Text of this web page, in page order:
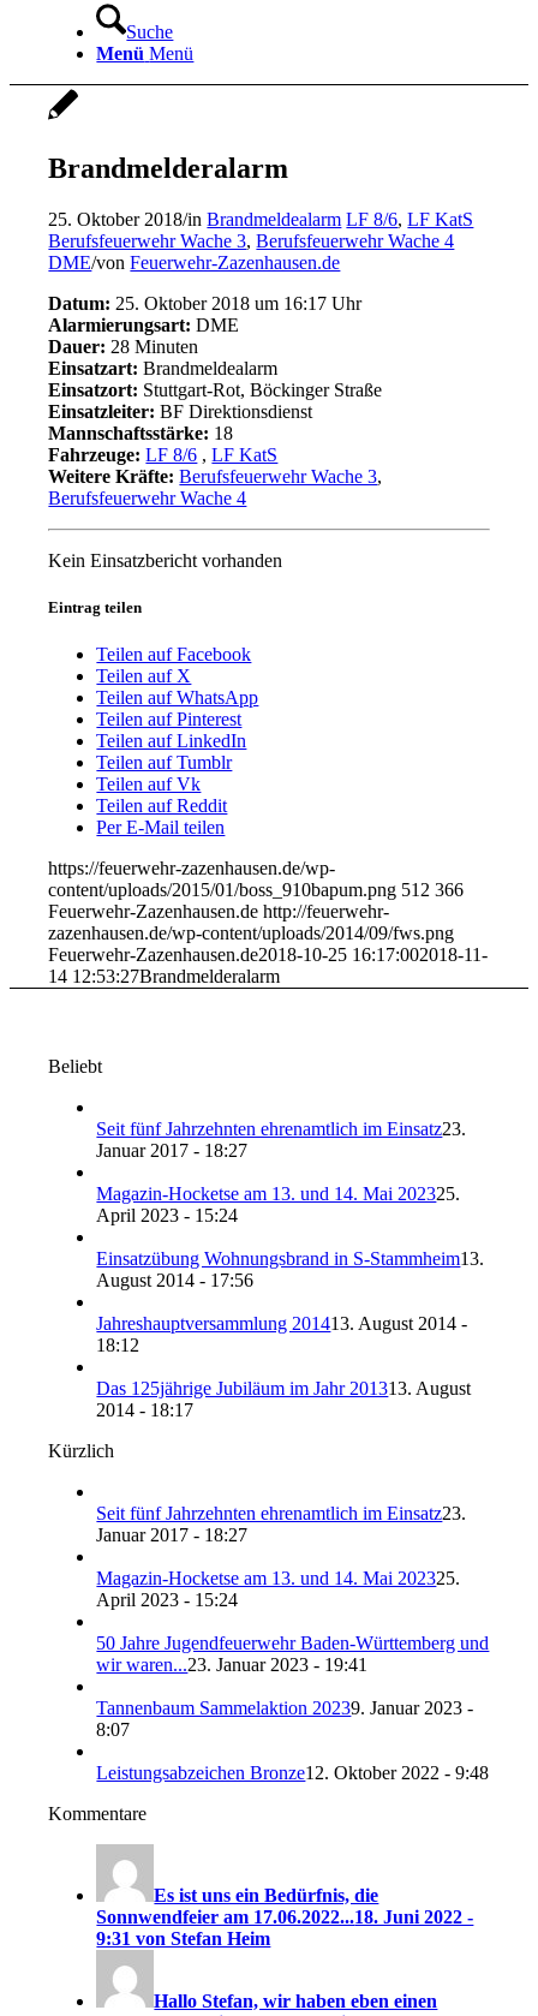
Suche
Menü Menü
Brandmelderalarm
25. Oktober 2018/inBrandmeldealarm LF 8/6,LF KatS
Berufsfeuerwehr Wache 3,Berufsfeuerwehr Wache 4
DME/vonFeuerwehr-Zazenhausen.de
Datum: 25. Oktober 2018 um 16:17 Uhr
Alarmierungsart: DME
Dauer: 28 Minuten
Einsatzart: Brandmeldealarm
Einsatzort: Stuttgart-Rot, Böckinger Straße
Einsatzleiter: BF Direktionsdienst
Mannschaftsstärke: 18
Fahrzeuge: LF 8/6 ,LF KatS
Weitere Kräfte: Berufsfeuerwehr Wache 3,
Berufsfeuerwehr Wache 4
Kein Einsatzbericht vorhanden
Eintrag teilen
Teilen auf Facebook
Teilen auf X
Teilen auf WhatsApp
Teilen auf Pinterest
Teilen auf LinkedIn
Teilen auf Tumblr
Teilen auf Vk
Teilen auf Reddit
Per E-Mail teilen
https://feuerwehr-zazenhausen.de/wp-
content/uploads/2015/01/boss_910bapum.png 512 366
Feuerwehr-Zazenhausen.de http://feuerwehr-
zazenhausen.de/wp-content/uploads/2014/09/fws.png
Feuerwehr-Zazenhausen.de2018-10-25 16:17:002018-11-
14 12:53:27Brandmelderalarm
Beliebt
Seit fünf Jahrzehnten ehrenamtlich im Einsatz23.
Januar 2017 - 18:27
Magazin-Hocketse am 13. und 14. Mai 202325.
April 2023 - 15:24
Einsatzübung Wohnungsbrand in S-Stammheim13.
August 2014 - 17:56
Jahreshauptversammlung 201413. August 2014 -
18:12
Das 125jährige Jubiläum im Jahr 201313. August
2014 - 18:17
Kürzlich
Seit fünf Jahrzehnten ehrenamtlich im Einsatz23.
Januar 2017 - 18:27
Magazin-Hocketse am 13. und 14. Mai 202325.
April 2023 - 15:24
50 Jahre Jugendfeuerwehr Baden-Württemberg und
wir waren...23. Januar 2023 - 19:41
Tannenbaum Sammelaktion 20239. Januar 2023 -
8:07
Leistungsabzeichen Bronze12. Oktober 2022 - 9:48
Kommentare
Es ist uns ein Bedürfnis, die
Sonnwendfeier am 17.06.2022...18. Juni 2022 -
9:31 von Stefan Heim
Hallo Stefan, wir haben eben einen